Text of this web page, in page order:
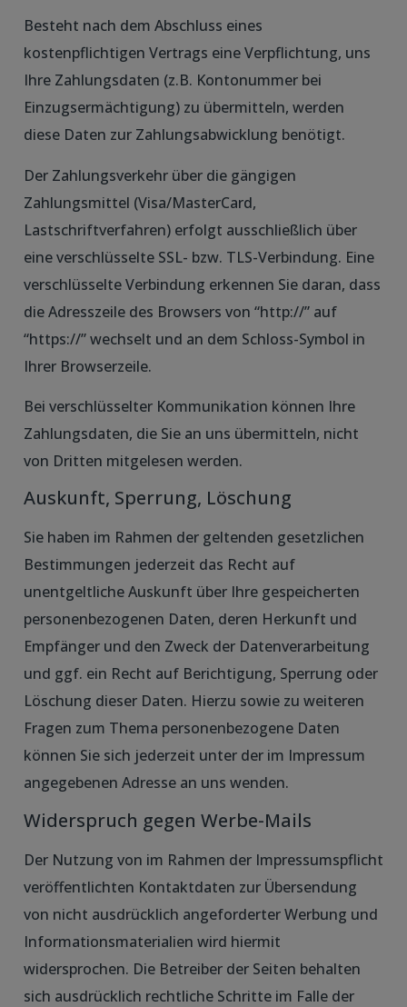
Besteht nach dem Abschluss eines
kostenpflichtigen Vertrags eine Verpflichtung, uns
Ihre Zahlungsdaten (z.B. Kontonummer bei
Einzugsermächtigung) zu übermitteln, werden
diese Daten zur Zahlungsabwicklung benötigt.
Der Zahlungsverkehr über die gängigen
Zahlungsmittel (Visa/MasterCard,
Lastschriftverfahren) erfolgt ausschließlich über
eine verschlüsselte SSL- bzw. TLS-Verbindung. Eine
verschlüsselte Verbindung erkennen Sie daran, dass
die Adresszeile des Browsers von “http://” auf
“https://” wechselt und an dem Schloss-Symbol in
Ihrer Browserzeile.
Bei verschlüsselter Kommunikation können Ihre
Zahlungsdaten, die Sie an uns übermitteln, nicht
von Dritten mitgelesen werden.
Auskunft, Sperrung, Löschung
Sie haben im Rahmen der geltenden gesetzlichen
Bestimmungen jederzeit das Recht auf
unentgeltliche Auskunft über Ihre gespeicherten
personenbezogenen Daten, deren Herkunft und
Empfänger und den Zweck der Datenverarbeitung
und ggf. ein Recht auf Berichtigung, Sperrung oder
Löschung dieser Daten. Hierzu sowie zu weiteren
Fragen zum Thema personenbezogene Daten
können Sie sich jederzeit unter der im Impressum
angegebenen Adresse an uns wenden.
Widerspruch gegen Werbe-Mails
Der Nutzung von im Rahmen der Impressumspflicht
veröffentlichten Kontaktdaten zur Übersendung
von nicht ausdrücklich angeforderter Werbung und
Informationsmaterialien wird hiermit
widersprochen. Die Betreiber der Seiten behalten
sich ausdrücklich rechtliche Schritte im Falle der